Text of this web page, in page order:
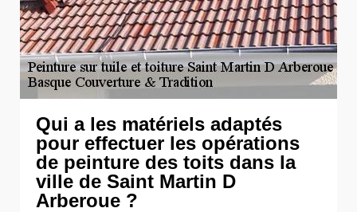
Qui a les matériels adaptés
pour effectuer les opérations
de peinture des toits dans la
ville de Saint Martin D
Arberoue ?